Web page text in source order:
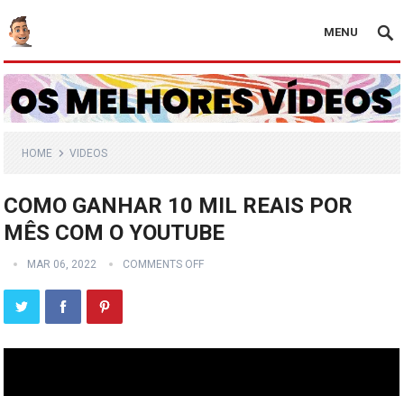
MENU
HOME VIDEOS
COMO GANHAR 10 MIL REAIS POR
MÊS COM O YOUTUBE
MAR 06, 2022 COMMENTS OFF